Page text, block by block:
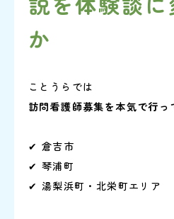
か
ことうらでは
訪問看護師募集を本気で行っ
✔ 倉吉市
✔ 琴浦町
✔ 湯梨浜町・北栄町エリア